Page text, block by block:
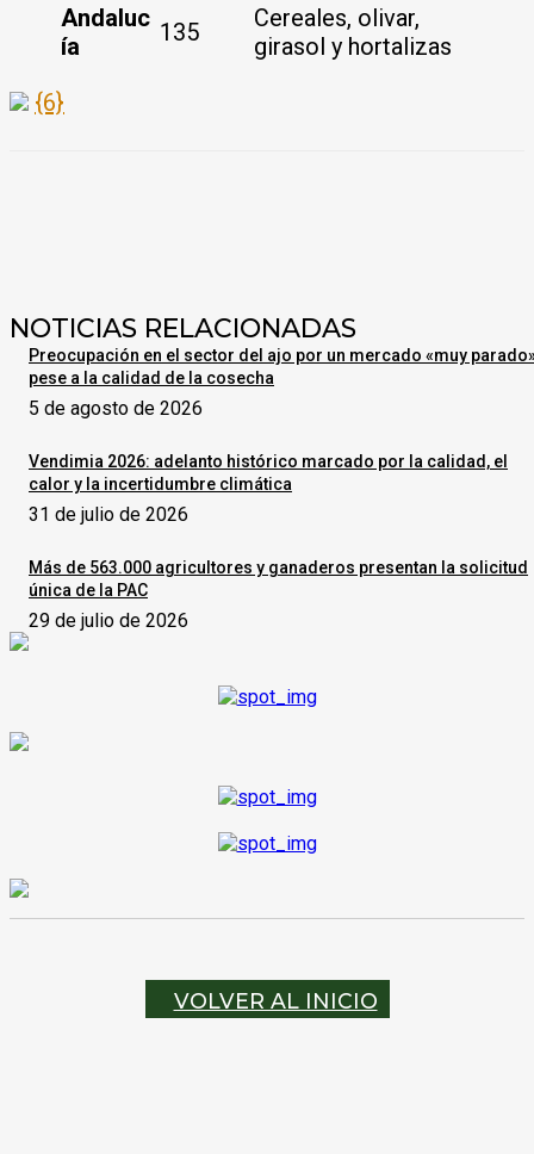
Andaluc
ía
135
Cereales, olivar,
girasol y hortalizas
{6}
NOTICIAS RELACIONADAS
Preocupación en el sector del ajo por un mercado «muy
pese a la calidad de la cosecha
5 de agosto de 2026
Vendimia 2026: adelanto histórico marcado por la calidad, el
calor y la incertidumbre climática
31 de julio de 2026
Más de 563.000 agricultores y ganaderos presentan la solicitud
única de la PAC
29 de julio de 2026
VOLVER AL INICIO